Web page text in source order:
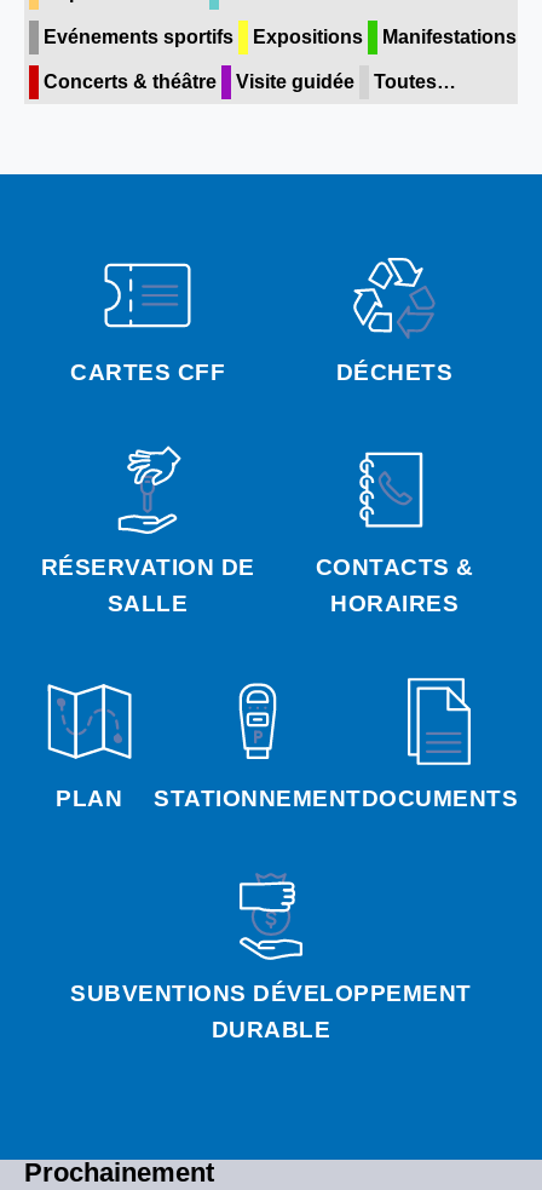
CARTES CFF DÉCHETS
RÉSERVATION DE
SALLE
CONTACTS &
HORAIRES
PLAN STATIONNEMENTDOCUMENTS
SUBVENTIONS DÉVELOPPEMENT
DURABLE
Prochainement
Evénements sportifs Expositions Manifestations
Concerts & théâtre Visite guidée Toutes…